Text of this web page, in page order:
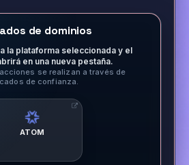
de dominios
la plataforma seleccionada y el
en una nueva pestaña.
se realizan a través de
de confianza.
ATOM